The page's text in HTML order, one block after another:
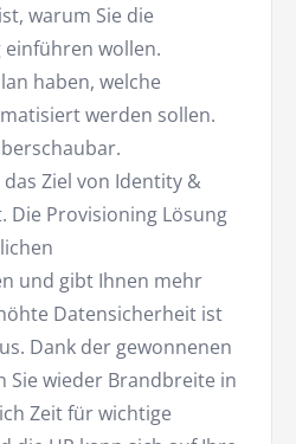
warum Sie die
wollen.
haben, welche
werden sollen.
Ziel von Identity &
Die Provisioning Lösung
und gibt Ihnen mehr
Datensicherheit ist
Dank der gewonnenen
Sie wieder Brandbreite in
Zeit für wichtige